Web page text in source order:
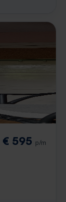
€ 595 p/m